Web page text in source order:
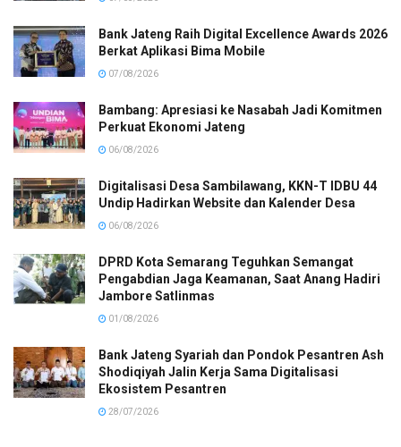
Bank Jateng Raih Digital Excellence Awards 2026
Berkat Aplikasi Bima Mobile
07/08/2026
Bambang: Apresiasi ke Nasabah Jadi Komitmen
Perkuat Ekonomi Jateng
06/08/2026
Digitalisasi Desa Sambilawang, KKN-T IDBU 44
Undip Hadirkan Website dan Kalender Desa
06/08/2026
DPRD Kota Semarang Teguhkan Semangat
Pengabdian Jaga Keamanan, Saat Anang Hadiri
Jambore Satlinmas
01/08/2026
Bank Jateng Syariah dan Pondok Pesantren Ash
Shodiqiyah Jalin Kerja Sama Digitalisasi
Ekosistem Pesantren
28/07/2026